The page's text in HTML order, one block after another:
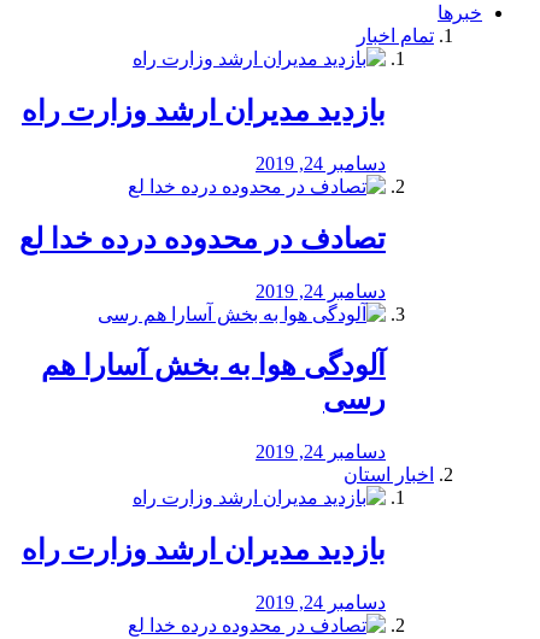
خبرها
تمام اخبار
بازدید مدیران ارشد وزارت راه
دسامبر 24, 2019
تصادف در محدوده درده خدا لع
دسامبر 24, 2019
آلودگی هوا به بخش آسارا هم
رسی
دسامبر 24, 2019
اخبار استان
بازدید مدیران ارشد وزارت راه
دسامبر 24, 2019